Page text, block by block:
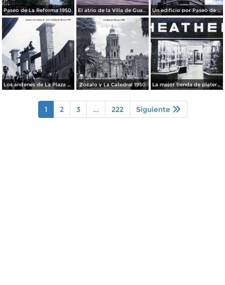
Paseo de La Reforma 1950. El atrio de la Villa de Guadalupe 1950. Un edificio por Paseo de La Reforma 1950
Los andenes de La Plaza de toros Ciudad de México 1950 Zocalo y La Catedral 1950 La mejor tienda de plateria.
1 2 3 ... 222 Siguiente